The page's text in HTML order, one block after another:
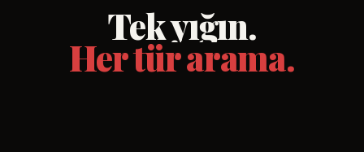
Tek yığın.
Her tür arama.